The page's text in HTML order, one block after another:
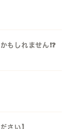
しれません❗️❓️
さい】